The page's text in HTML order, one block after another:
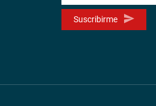
Suscribirme